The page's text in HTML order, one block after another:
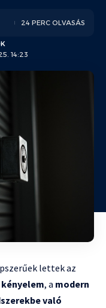
14:23
24 PERC OLVASÁS
lettek az
kényelem, a modern
való